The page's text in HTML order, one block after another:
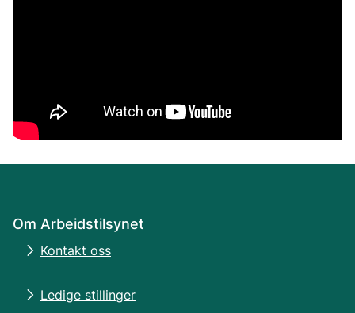
Om Arbeidstilsynet
Kontakt oss
Ledige stillinger